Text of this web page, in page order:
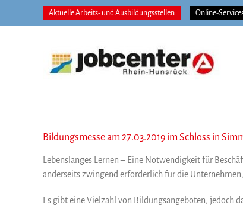
Aktuelle Arbeits- und Ausbildungsstellen Online-
Bildungsmesse am 27.03.2019 im Schloss in
Lebenslanges Lernen – Eine Notwendigkeit für
anderseits zwingend erforderlich für die
Es gibt eine Vielzahl von Bildungsangeboten, jedoch